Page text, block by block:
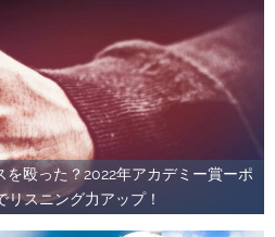
殴った？2022年アカデミー賞ーポ
リスニング力アップ！